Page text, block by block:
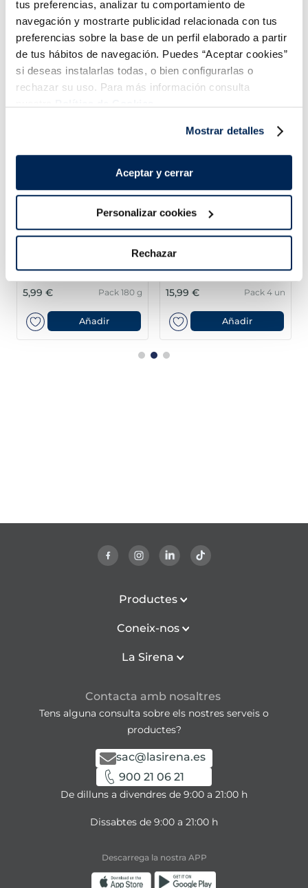
tus preferencias, analizar tu comportamiento de
navegación y mostrarte publicidad relacionada con tus
preferencias sobre la base de un perfil elaborado a partir
de tus hábitos de navegación. Puedes “Aceptar cookies”
si deseas instalarlas todas, o bien configurarlas o
rechazar su uso. Para más información consulta
Mostrar detalles
Aceptar y cerrar
Personalizar cookies
Rechazar
Combina-ho i fes un menú de 10!
Filets de llobarro
Sin espinas
5,99 € Pack 180 g
Añadir
Lloms de lluç austral
MSC Premium
Sin espinas
15,99 € Pack 4 un
Añadir
Productes
Coneix-nos
La Sirena
Contacta amb nosaltres
Tens alguna consulta sobre els nostres serveis o
productes?
sac@lasirena.es
900 21 06 21
De dilluns a divendres de 9:00 a 21:00 h
Dissabtes de 9:00 a 21:00 h
Descarrega la nostra APP